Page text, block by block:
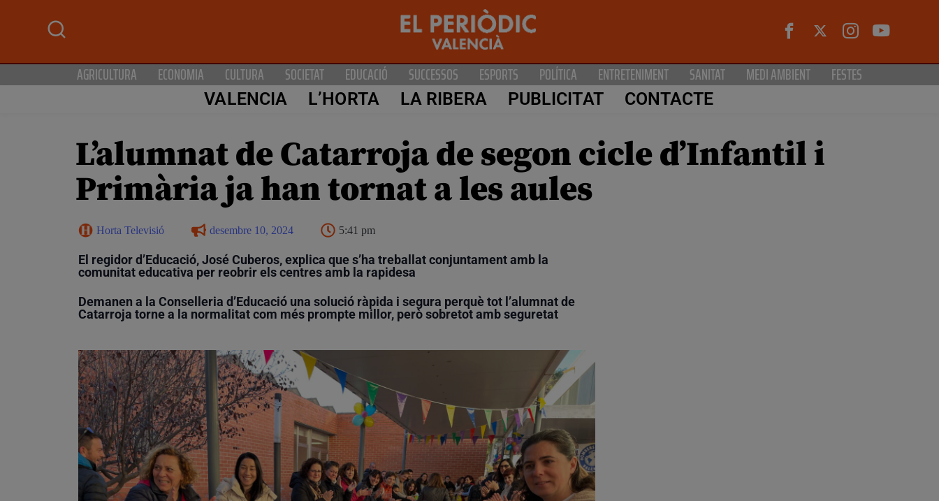
AGRICULTURA ECONOMIA CULTURA SOCIETAT EDUCACIÓ SUCCESSOS ESPORTS POLÍTICA ENTRETENIMENT SANITAT MEDI AMBIENT FESTES
VALENCIA L’HORTA LA RIBERA PUBLICITAT CONTACTE
L’alumnat de Catarroja de segon cicle d’Infantil i
Primària ja han tornat a les aules
Horta Televisió desembre 10, 2024 5:41 pm
El regidor d’Educació, José Cuberos, explica que s’ha treballat conjuntament amb la
comunitat educativa per reobrir els centres amb la rapidesa
Demanen a la Conselleria d’Educació una solució ràpida i segura perquè tot l’alumnat de
Catarroja torne a la normalitat com més prompte millor, però sobretot amb seguretat